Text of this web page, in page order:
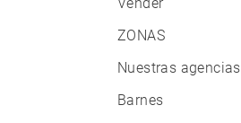
ZONAS
Nuestras agencias
Barnes